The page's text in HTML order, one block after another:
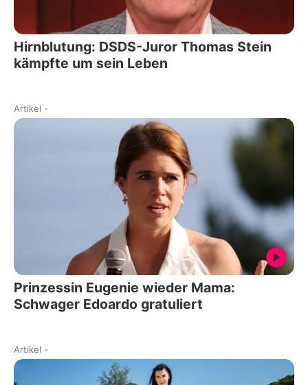
Hirnblutung: DSDS-Juror Thomas Stein
kämpfte um sein Leben
Artikel -
Prinzessin Eugenie wieder Mama:
Schwager Edoardo gratuliert
Artikel -